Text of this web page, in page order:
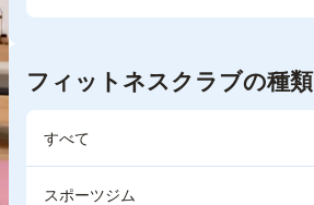
フィットネスクラブの種類
すべて
スポーツジム